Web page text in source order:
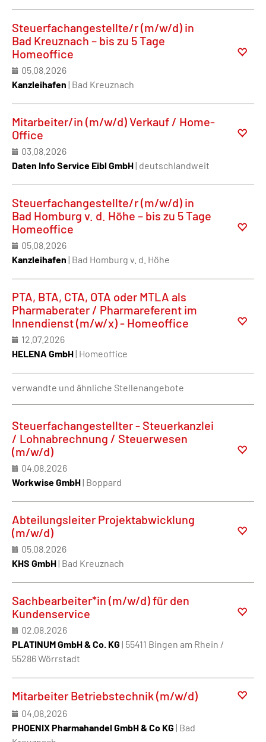
Steuerfachangestellte/r (m/w/d) in
Bad Kreuznach – bis zu 5 Tage
Homeoffice
05.08.2026
Kanzleihafen | Bad Kreuznach
Mitarbeiter/in (m/w/d) Verkauf / Home-
Office
03.08.2026
Daten Info Service Eibl GmbH| deutschlandweit
Steuerfachangestellte/r (m/w/d) in
Bad Homburg v. d. Höhe – bis zu 5 Tage
Homeoffice
05.08.2026
Kanzleihafen | Bad Homburg v. d. Höhe
PTA, BTA, CTA, OTA oder MTLA als
Pharmaberater / Pharmareferent im
Innendienst (m/w/x) - Homeoffice
12.07.2026
HELENA GmbH| Homeoffice
verwandte und ähnliche Stellenangebote
Steuerfachangestellter - Steuerkanzlei
/ Lohnabrechnung / Steuerwesen
(m/w/d)
04.08.2026
Workwise GmbH| Boppard
Abteilungsleiter Projektabwicklung
(m/w/d)
05.08.2026
KHS GmbH| Bad Kreuznach
Sachbearbeiter*in (m/w/d) für den
Kundenservice
02.08.2026
PLATINUM GmbH & Co. KG | 55411 Bingen am Rhein /
55286 Wörrstadt
Mitarbeiter Betriebstechnik (m/w/d)
04.08.2026
PHOENIX Pharmahandel GmbH & Co KG | Bad